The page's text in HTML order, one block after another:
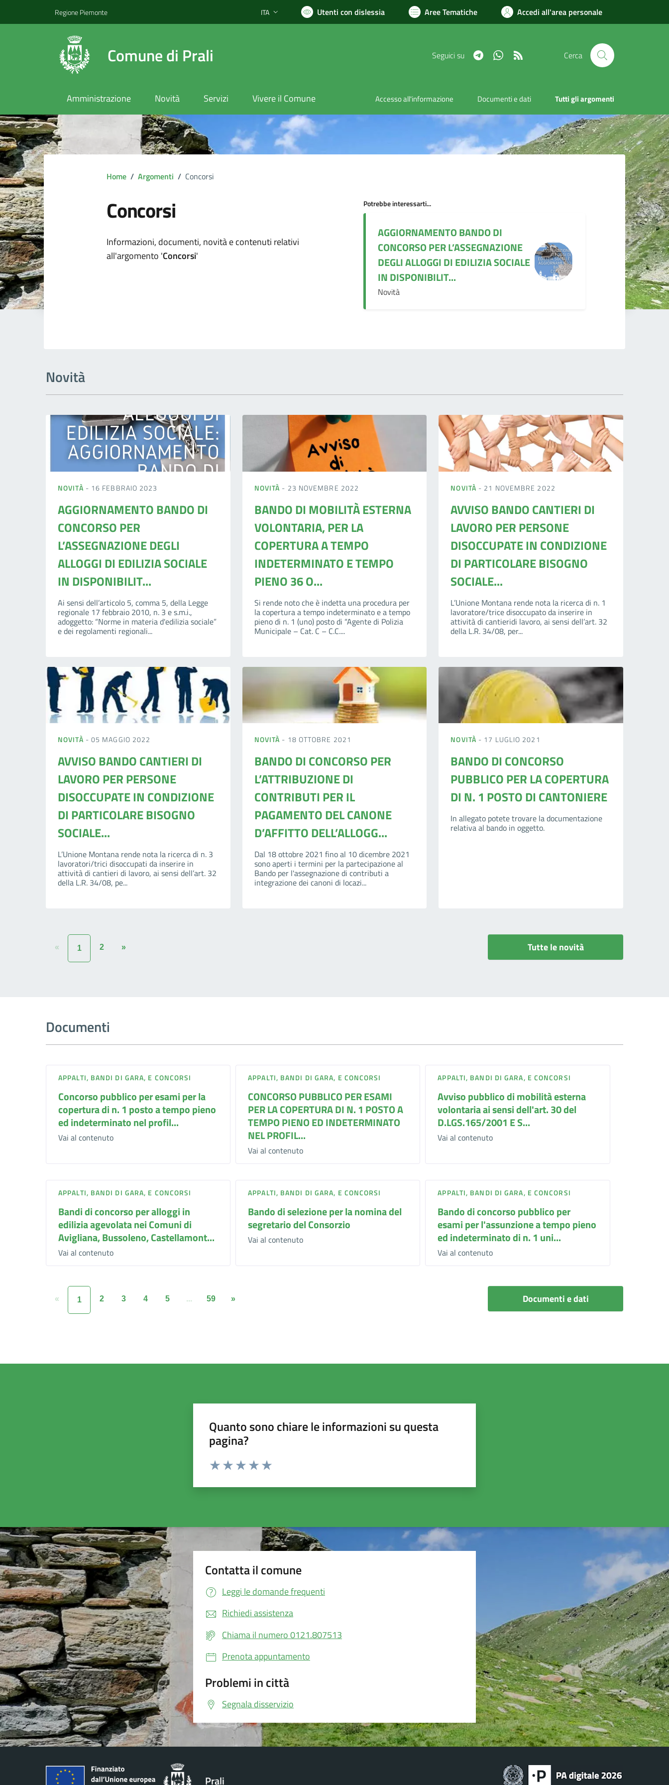
Regione Piemonte Lingua attiva:
ITA Utenti con dislessia Aree Tematiche Accedi all'area personale
Comune di Prali Seguici su TelegramWhatsapp Cerca
Amministrazione Novità Servizi Vivere il Comune Accesso all'informazione Documenti e dati Tutti gli argomenti
Home / Argomenti / Concorsi
Concorsi
Dettagli argomento
Informazioni, documenti, novità e contenuti relativi
all'argomento 'Concorsi'
Potrebbe interessarti...
AGGIORNAMENTO BANDO DI
CONCORSO PER L’ASSEGNAZIONE
DEGLI ALLOGGI DI EDILIZIA SOCIALE
IN DISPONIBILIT...
Novità
Novità
NOVITÀ - 16 FEBBRAIO 2023
AGGIORNAMENTO BANDO DI
CONCORSO PER
L’ASSEGNAZIONE DEGLI
ALLOGGI DI EDILIZIA SOCIALE
IN DISPONIBILIT...
Ai sensi dell’articolo 5, comma 5, della Legge
regionale 17 febbraio 2010, n. 3 e s.m.i.,
adoggetto: “Norme in materia d'edilizia sociale”
e dei regolamenti regionali...
NOVITÀ - 23 NOVEMBRE 2022
BANDO DI MOBILITÀ ESTERNA
VOLONTARIA, PER LA
COPERTURA A TEMPO
INDETERMINATO E TEMPO
PIENO 36 O...
Si rende noto che è indetta una procedura per
la copertura a tempo indeterminato e a tempo
pieno di n. 1 (uno) posto di “Agente di Polizia
Municipale – Cat. C – C.C....
NOVITÀ - 21 NOVEMBRE 2022
AVVISO BANDO CANTIERI DI
LAVORO PER PERSONE
DISOCCUPATE IN CONDIZIONE
DI PARTICOLARE BISOGNO
SOCIALE...
L’Unione Montana rende nota la ricerca di n. 1
lavoratore/trice disoccupato da inserire in
attività di cantieridi lavoro, ai sensi dell’art. 32
della L.R. 34/08, per...
NOVITÀ - 05 MAGGIO 2022
AVVISO BANDO CANTIERI DI
LAVORO PER PERSONE
DISOCCUPATE IN CONDIZIONE
DI PARTICOLARE BISOGNO
SOCIALE...
L’Unione Montana rende nota la ricerca di n. 3
lavoratori/trici disoccupati da inserire in
attività di cantieri di lavoro, ai sensi dell’art. 32
della L.R. 34/08, pe...
NOVITÀ - 18 OTTOBRE 2021
BANDO DI CONCORSO PER
L’ATTRIBUZIONE DI
CONTRIBUTI PER IL
PAGAMENTO DEL CANONE
D’AFFITTO DELL’ALLOGG...
Dal 18 ottobre 2021 fino al 10 dicembre 2021
sono aperti i termini per la partecipazione al
Bando per l'assegnazione di contributi a
integrazione dei canoni di locazi...
NOVITÀ - 17 LUGLIO 2021
BANDO DI CONCORSO
PUBBLICO PER LA COPERTURA
DI N. 1 POSTO DI CANTONIERE
In allegato potete trovare la documentazione
relativa al bando in oggetto.
« 1 2 » Tutte le novità
Documenti
APPALTI, BANDI DI GARA, E CONCORSI
Concorso pubblico per esami per la
copertura di n. 1 posto a tempo pieno
ed indeterminato nel profil...
Vai al contenuto
APPALTI, BANDI DI GARA, E CONCORSI
CONCORSO PUBBLICO PER ESAMI
PER LA COPERTURA DI N. 1 POSTO A
TEMPO PIENO ED INDETERMINATO
NEL PROFIL...
Vai al contenuto
APPALTI, BANDI DI GARA, E CONCORSI
Avviso pubblico di mobilità esterna
volontaria ai sensi dell'art. 30 del
D.LGS.165/2001 E S...
Vai al contenuto
APPALTI, BANDI DI GARA, E CONCORSI
Bandi di concorso per alloggi in
edilizia agevolata nei Comuni di
Avigliana, Bussoleno, Castellamont...
Vai al contenuto
APPALTI, BANDI DI GARA, E CONCORSI
Bando di selezione per la nomina del
segretario del Consorzio
Vai al contenuto
APPALTI, BANDI DI GARA, E CONCORSI
Bando di concorso pubblico per
esami per l'assunzione a tempo pieno
ed indeterminato di n. 1 uni...
Vai al contenuto
« 1 2 3 4 5 ... 59 » Documenti e dati
Quanto sono chiare le informazioni su questa
pagina?
Valuta da 1 a 5 stelle la pagina
Contatta il comune
Leggi le domande frequenti
Richiedi assistenza
Chiama il numero 0121.807513
Prenota appuntamento
Problemi in città
Segnala disservizio
Prali